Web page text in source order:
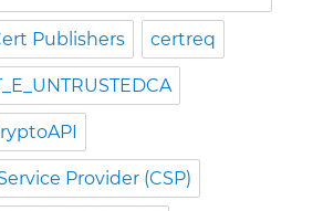
Publishers certreq
Provider (CSP)